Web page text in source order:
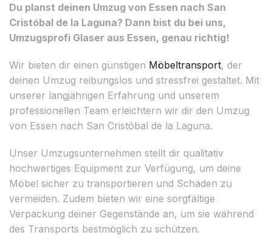
Du planst deinen Umzug von Essen nach San
Cristóbal de la Laguna? Dann bist du bei uns,
Umzugsprofi Glaser aus Essen, genau richtig!
Wir bieten dir einen günstigen Möbeltransport, der
deinen Umzug reibungslos und stressfrei gestaltet. Mit
unserer langjährigen Erfahrung und unserem
professionellen Team erleichtern wir dir den Umzug
von Essen nach San Cristóbal de la Laguna.
Unser Umzugsunternehmen stellt dir qualitativ
hochwertiges Equipment zur Verfügung, um deine
Möbel sicher zu transportieren und Schäden zu
vermeiden. Zudem bieten wir eine sorgfältige
Verpackung deiner Gegenstände an, um sie während
des Transports bestmöglich zu schützen.